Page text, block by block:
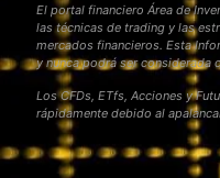
El portal financiero Área de
las técnicas de trading y las
mercados financieros. Esta
y nunca podrá ser considerada
Los CFDs, ETfs, Acciones y
rápidamente debido al